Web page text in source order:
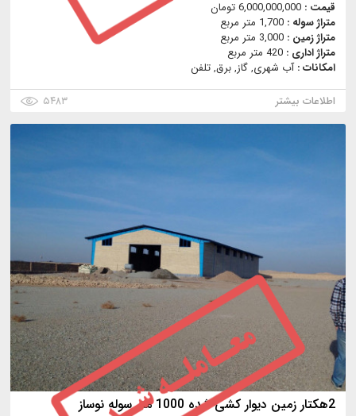
قیمت : 6,000,000,000 تومان
متراژ سوله : 1,700 متر مربع
متراژ زمین : 3,000 متر مربع
متراژ اداری : 420 متر مربع
امکانات :آب شهری, گاز, برق, تلفن
اطلاعات بیشتر
۵۴۸۳
2هکتار زمین دیوار کشی شده 1000 متر سوله نوساز